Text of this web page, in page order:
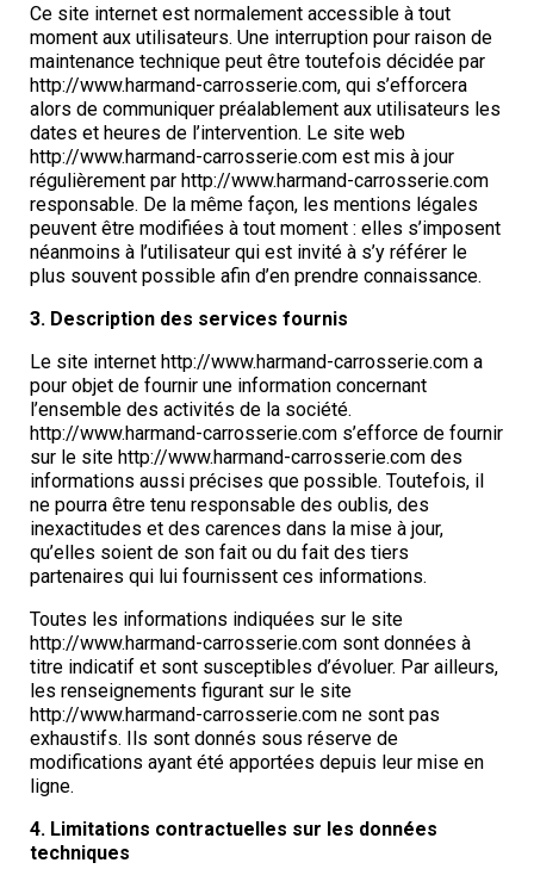
Ce site internet est normalement accessible à tout
moment aux utilisateurs. Une interruption pour raison de
maintenance technique peut être toutefois décidée par
http://www.harmand-carrosserie.com, qui s’efforcera
alors de communiquer préalablement aux utilisateurs les
dates et heures de l’intervention. Le site web
http://www.harmand-carrosserie.com est mis à jour
régulièrement par http://www.harmand-carrosserie.com
responsable. De la même façon, les mentions légales
peuvent être modifiées à tout moment : elles s’imposent
néanmoins à l’utilisateur qui est invité à s’y référer le
plus souvent possible afin d’en prendre connaissance.
3. Description des services fournis
Le site internet http://www.harmand-carrosserie.com a
pour objet de fournir une information concernant
l’ensemble des activités de la société.
http://www.harmand-carrosserie.com s’efforce de fournir
sur le site http://www.harmand-carrosserie.com des
informations aussi précises que possible. Toutefois, il
ne pourra être tenu responsable des oublis, des
inexactitudes et des carences dans la mise à jour,
qu’elles soient de son fait ou du fait des tiers
partenaires qui lui fournissent ces informations.
Toutes les informations indiquées sur le site
http://www.harmand-carrosserie.com sont données à
titre indicatif et sont susceptibles d’évoluer. Par ailleurs,
les renseignements figurant sur le site
http://www.harmand-carrosserie.com ne sont pas
exhaustifs. Ils sont donnés sous réserve de
modifications ayant été apportées depuis leur mise en
ligne.
4. Limitations contractuelles sur les données
techniques